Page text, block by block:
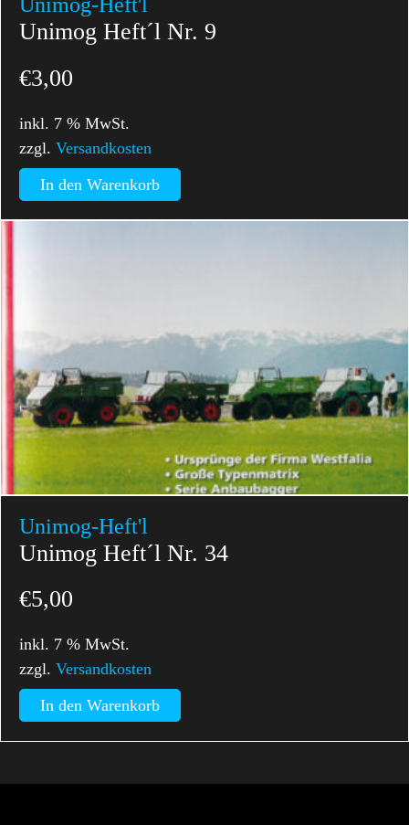
Unimog-Heft'l
Unimog Heft´l Nr. 9
€3,00
inkl. 7 % MwSt.
zzgl.Versandkosten
In den Warenkorb
Unimog-Heft'l
Unimog Heft´l Nr. 34
€5,00
inkl. 7 % MwSt.
zzgl.Versandkosten
In den Warenkorb